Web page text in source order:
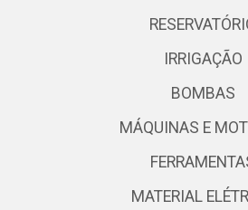
IRRIGAÇÃO
BOMBAS
MÁQUINAS E
MATERIAL